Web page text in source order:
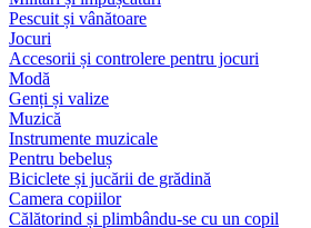
Pescuit și vânătoare
Jocuri
Accesorii și controlere pentru jocuri
Modă
Genți și valize
Muzică
Instrumente muzicale
Pentru bebeluș
Biciclete și jucării de grădină
Camera copiilor
Călătorind și plimbându-se cu un copil